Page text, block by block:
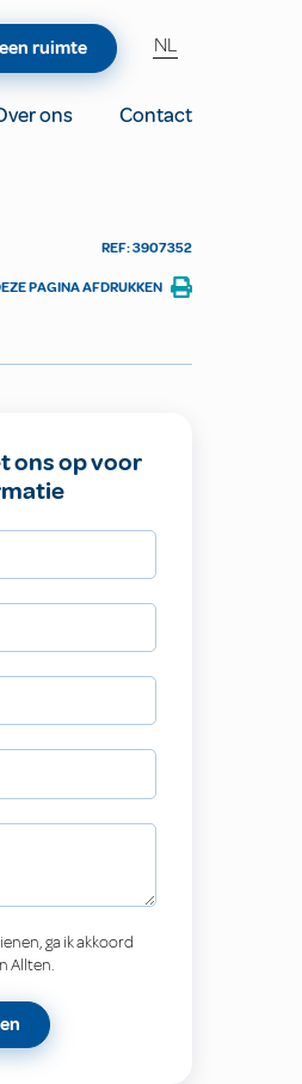
ons
Contact
ruimte NL
REF: 3907352
PAGINA AFDRUKKEN
ons op voor
ga ik akkoord
Allten.